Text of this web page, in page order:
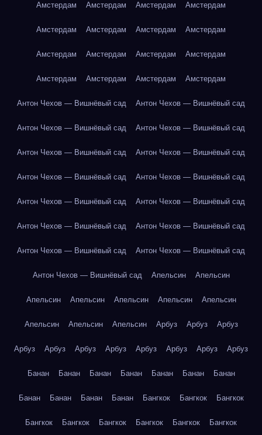
Амстердам Амстердам Амстердам Амстердам
Амстердам Амстердам Амстердам Амстердам
Амстердам Амстердам Амстердам Амстердам
Амстердам Амстердам Амстердам Амстердам
Антон Чехов — Вишнёвый сад Антон Чехов — Вишнёвый сад
Антон Чехов — Вишнёвый сад Антон Чехов — Вишнёвый сад
Антон Чехов — Вишнёвый сад Антон Чехов — Вишнёвый сад
Антон Чехов — Вишнёвый сад Антон Чехов — Вишнёвый сад
Антон Чехов — Вишнёвый сад Антон Чехов — Вишнёвый сад
Антон Чехов — Вишнёвый сад Антон Чехов — Вишнёвый сад
Антон Чехов — Вишнёвый сад Антон Чехов — Вишнёвый сад
Антон Чехов — Вишнёвый сад Апельсин Апельсин
Апельсин Апельсин Апельсин Апельсин Апельсин
Апельсин Апельсин Апельсин Арбуз Арбуз Арбуз
Арбуз Арбуз Арбуз Арбуз Арбуз Арбуз Арбуз Арбуз
Банан Банан Банан Банан Банан Банан Банан
Банан Банан Банан Банан Бангкок Бангкок Бангкок
Бангкок Бангкок Бангкок Бангкок Бангкок Бангкок